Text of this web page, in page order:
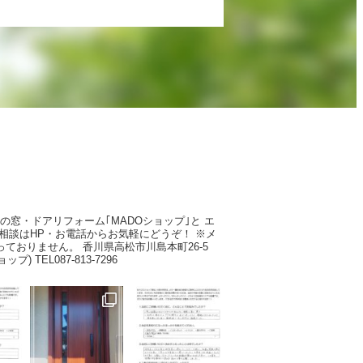
窓・ドアリフォーム｢MADOショップ｣と エ
談はHP・お電話からお気軽にどうぞ！
※メ
おりません。
香川県高松市川島本町26-5
ップ) TEL087-813-7296